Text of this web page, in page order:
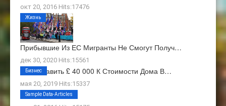
окт 20, 2016 Hits:17476
Прибывшие Из ЕС Мигранты Не Смогут Получ…
дек 30, 2020 Hits:15561
Жизнь
Как Добавить £ 40 000 К Стоимости Дома В…
мая 20, 2019 Hits:15337
Бизнес
О Нас
Sample Data-Articles